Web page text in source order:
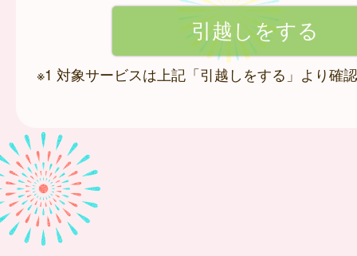
※1 対象サービスは上記「引越しをする」より確